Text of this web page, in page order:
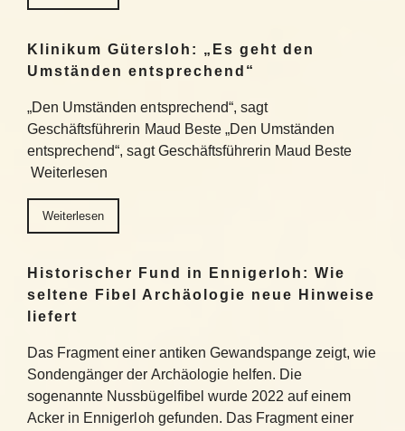
Klinikum Gütersloh: „Es geht den
Umständen entsprechend“
„Den Umständen entsprechend“, sagt
Geschäftsführerin Maud Beste „Den Umständen
entsprechend“, sagt Geschäftsführerin Maud Beste
Weiterlesen
Weiterlesen
Historischer Fund in Ennigerloh: Wie
seltene Fibel Archäologie neue Hinweise
liefert
Das Fragment einer antiken Gewandspange zeigt, wie
Sondengänger der Archäologie helfen. Die
sogenannte Nussbügelfibel wurde 2022 auf einem
Acker in Ennigerloh gefunden. Das Fragment einer